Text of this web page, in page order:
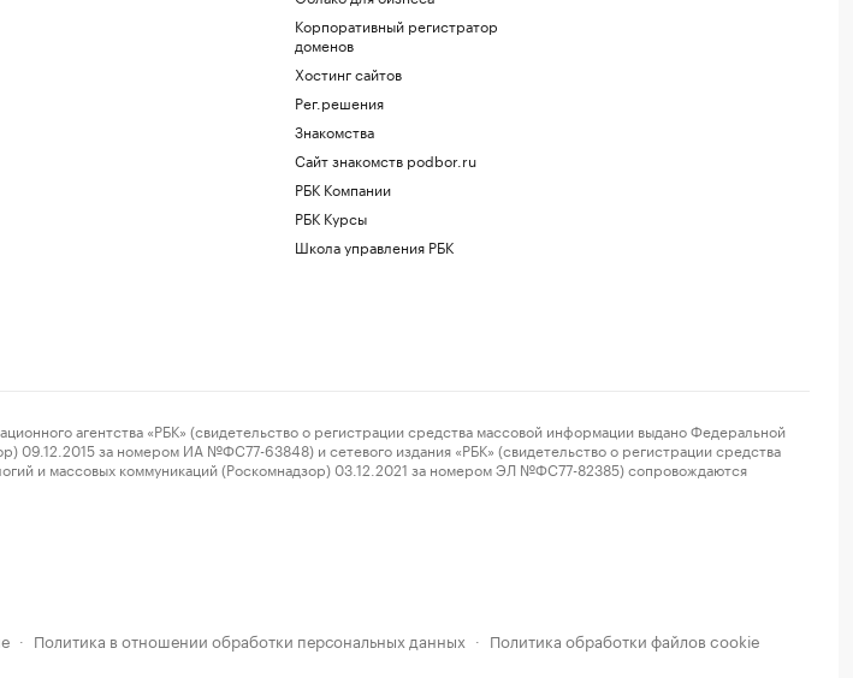
Корпоративный регистратор
доменов
Хостинг сайтов
Рег.решения
Знакомства
Сайт знакомств podbor.ru
РБК Компании
РБК Курсы
Школа управления РБК
агентства «РБК» (свидетельство о регистрации средства массовой информации выдано Федеральной
09.12.2015 за номером ИА №ФС77-63848) и сетевого издания «РБК» (свидетельство о регистрации средства
и массовых коммуникаций (Роскомнадзор) 03.12.2021 за номером ЭЛ №ФС77-82385) сопровождаются
· Политика в отношении обработки персональных данных · Политика обработки файлов cookie